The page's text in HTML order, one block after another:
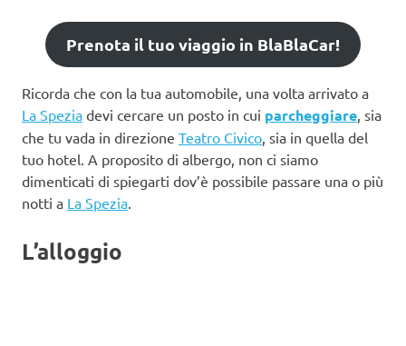
Prenota il tuo viaggio in BlaBlaCar!
Ricorda che con la tua automobile, una volta arrivato a
La Spezia devi cercare un posto in cui parcheggiare , sia
che tu vada in direzione Teatro Civico , sia in quella del
tuo hotel. A proposito di albergo, non ci siamo
dimenticati di spiegarti dov’è possibile passare una o più
notti a La Spezia
L’alloggio